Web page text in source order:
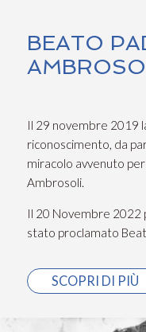
BEATO
Il 29 novembre 2019
riconoscimento, da
miracolo avvenuto
Ambrosoli.
Il 20 Novembre 2022
stato proclamato
SCOPRI DI PIÙ